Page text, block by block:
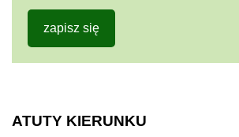
zapisz się
ATUTY KIERUNKU